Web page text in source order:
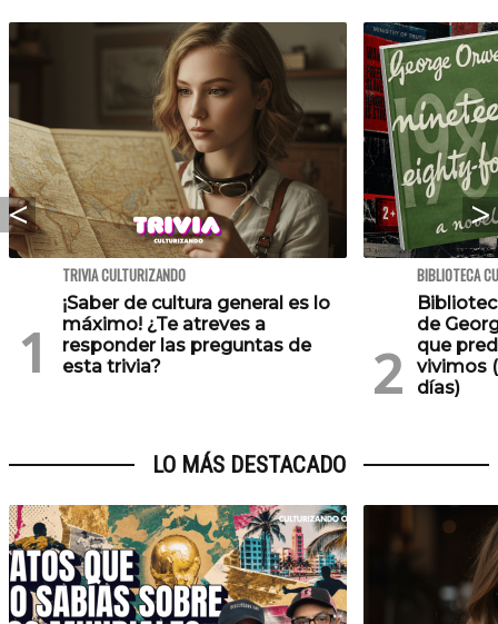
TRIVIA CULTURIZANDO
¡Saber de cultura general es lo
máximo! ¿Te atreves a
responder las preguntas de
esta trivia?
BIBLIOTECA
de
que
vivimos
días)
LO MÁS DESTACADO